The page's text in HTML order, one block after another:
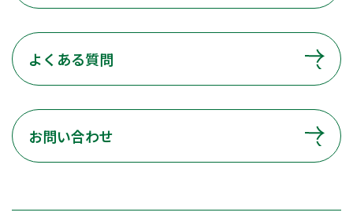
よくある質問
お問い合わせ